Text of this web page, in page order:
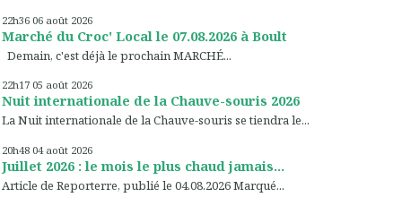
22h36 06 août 2026
Marché du Croc' Local le 07.08.2026 à Boult
Demain, c'est déjà le prochain MARCHÉ...
22h17 05 août 2026
Nuit internationale de la Chauve-souris 2026
La Nuit internationale de la Chauve-souris se tiendra le...
20h48 04 août 2026
Juillet 2026 : le mois le plus chaud jamais...
Article de Reporterre, publié le 04.08.2026 Marqué...